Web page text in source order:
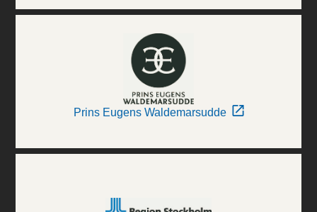
Prins Eugens Waldemarsudde